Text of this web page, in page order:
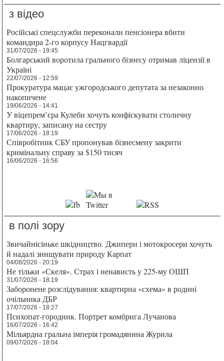
з відео
Російські спецслужби переконали пенсіонера вбити
командира 2-го корпусу Нацгвардії
31/07/2026 - 19:45
Болгарський воротила грального бізнесу отримав ліцензії в
Україні
22/07/2026 - 12:59
Прокуратура мацає ужгородського депутата за незаконно
накопичене
19/06/2026 - 14:41
У віцепрем’єра Кулеби хочуть конфіскувати столичну
квартиру, записану на сестру
17/06/2026 - 18:19
Співробітник СБУ пропонував бізнесмену закрити
кримінальну справу за $150 тисяч
16/06/2026 - 16:56
в полі зору
Звичайнісіньке шкідництво. Джипери і мотокросери хочуть
й надалі знищувати природу Карпат
04/08/2026 - 20:19
Не тільки «Скеля». Страх і ненависть у 225-му ОШП
31/07/2026 - 18:19
Заборонене розслідування: квартирна «схема» в родині
очільника ДБР
17/07/2026 - 18:27
Психопат-городник. Портрет комбрига Лучанова
16/07/2026 - 16:42
Мільярдна гральна імперія громадянина Журила
09/07/2026 - 18:04